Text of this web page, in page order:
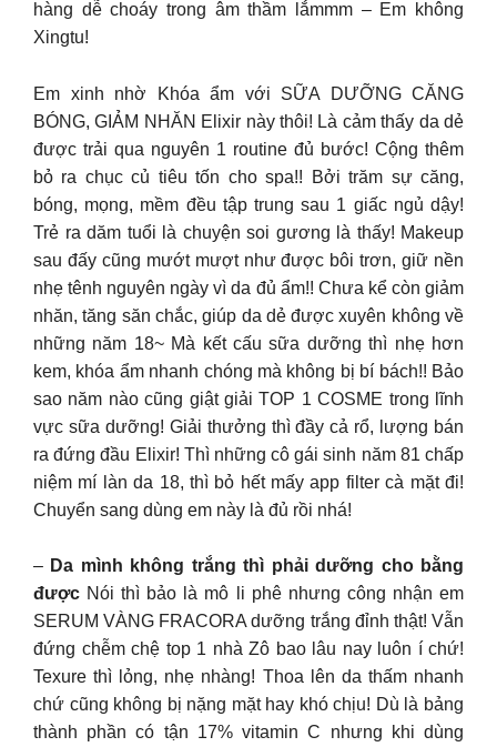
hàng dễ choáy trong âm thầm lắmmm – Em không
Xingtu!
Em xinh nhờ Khóa ẩm với SỮA DƯỠNG CĂNG
BÓNG, GIẢM NHĂN Elixir này thôi! Là cảm thấy da dẻ
được trải qua nguyên 1 routine đủ bước! Cộng thêm
bỏ ra chục củ tiêu tốn cho spa!! Bởi trăm sự căng,
bóng, mọng, mềm đều tập trung sau 1 giấc ngủ dậy!
Trẻ ra dăm tuổi là chuyện soi gương là thấy! Makeup
sau đấy cũng mướt mượt như được bôi trơn, giữ nền
nhẹ tênh nguyên ngày vì da đủ ẩm!! Chưa kể còn giảm
nhăn, tăng săn chắc, giúp da dẻ được xuyên không về
những năm 18~ Mà kết cấu sữa dưỡng thì nhẹ hơn
kem, khóa ẩm nhanh chóng mà không bị bí bách!! Bảo
sao năm nào cũng giật giải TOP 1 COSME trong lĩnh
vực sữa dưỡng! Giải thưởng thì đầy cả rổ, lượng bán
ra đứng đầu Elixir! Thì những cô gái sinh năm 81 chấp
niệm mí làn da 18, thì bỏ hết mấy app filter cà mặt đi!
Chuyển sang dùng em này là đủ rồi nhá!
– Da mình không trắng thì phải dưỡng cho bằng
được Nói thì bảo là mô li phê nhưng công nhận em
SERUM VÀNG FRACORA dưỡng trắng đỉnh thật! Vẫn
đứng chễm chệ top 1 nhà Zô bao lâu nay luôn í chứ!
Texure thì lỏng, nhẹ nhàng! Thoa lên da thấm nhanh
chứ cũng không bị nặng mặt hay khó chịu! Dù là bảng
thành phần có tận 17% vitamin C nhưng khi dùng